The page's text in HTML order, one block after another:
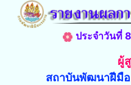
ประจำวันที่
ผู้
สถาบันพัฒนาฝีมือ